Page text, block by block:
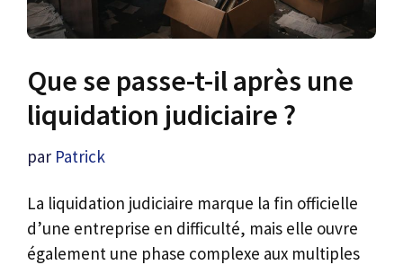
Que se passe-t-il après une
liquidation judiciaire ?
par Patrick
La liquidation judiciaire marque la fin officielle
d’une entreprise en difficulté, mais elle ouvre
également une phase complexe aux multiples